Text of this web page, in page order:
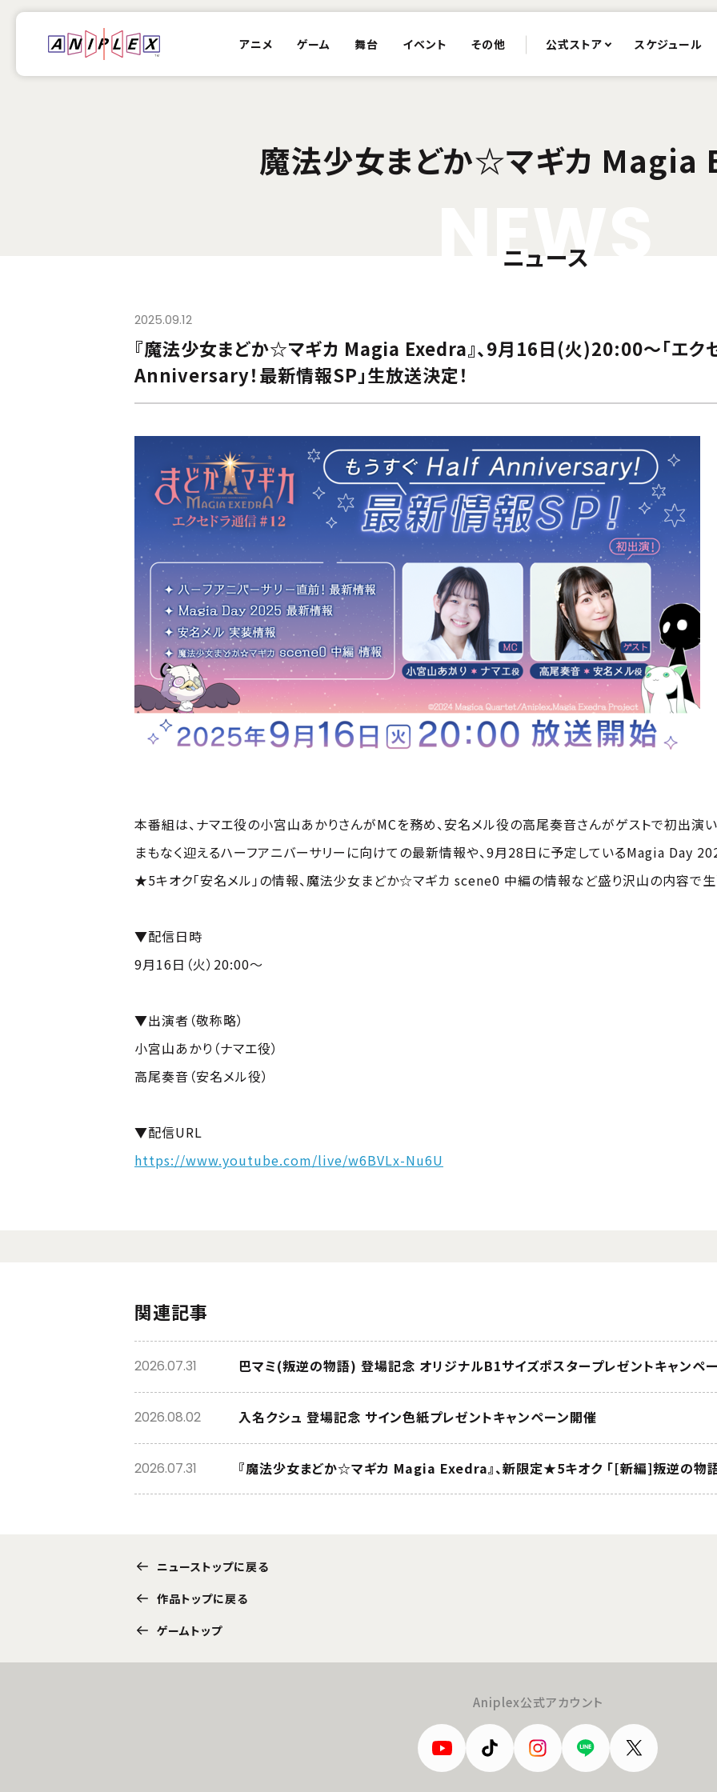
アニメ ゲーム 舞台 イベント その他 公式ストア スケジュール
魔法少女まどか☆マギカ Magia
EW
ニュース
2025.09.12
『魔法少女まどか☆マギカ Magia Exedra』、9月16日(火)20:00〜「エク
Anniversary！最新情報SP」生放送決定！
本番組は、ナマエ役の小宮山あかりさんがMCを務め、安名メル役の高尾奏音さんがゲストで初出演い
まもなく迎えるハーフアニバーサリーに向けての最新情報や、9月28日に予定しているMagia Day
★5キオク「安名メル」の情報、魔法少女まどか☆マギカ scene0 中編の情報など盛り沢山の内容で
▼配信日時
9月16日（火）20:00～
▼出演者（敬称略）
小宮山あかり（ナマエ役）
高尾奏音（安名メル役）
▼配信URL
https://www.youtube.com/live/w6BVLx-Nu6U
関連記事
巴マミ(叛逆の物語) 登場記念 オリジナルB1サイズポスタープレゼントキャンペ
2026.07.31
入名クシュ 登場記念 サイン色紙プレゼントキャンペーン開催
2026.08.02
2026.07.31
ニューストップに戻る
作品トップに戻る
ゲームトップ
Aniplex公式アカウント